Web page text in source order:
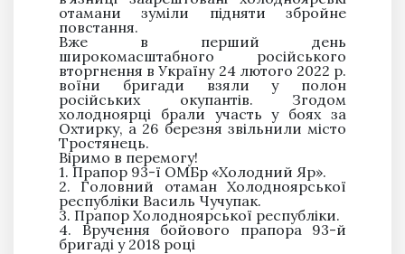
отамани зуміли підняти збройне
повстання.
Вже в перший день
широкомасштабного російського
вторгнення в Україну 24 лютого 2022 р.
воїни бригади взяли у полон
російських окупантів. Згодом
холодноярці брали участь у боях за
Охтирку, а 26 березня звільнили місто
Тростянець.
Віримо в перемогу!
1. Прапор 93-ї ОМБр «Холодний Яр».
2. Головний отаман Холодноярської
республіки Василь Чучупак.
3. Прапор Холодноярської республіки.
4. Вручення бойового прапора 93-й
бригаді у 2018 році